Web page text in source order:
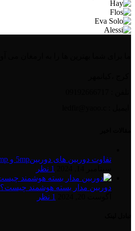
تفاوت دوربین های دوربین5mp و 2mp چیست ؟
1 نظر
دوربین مدار بسته هوشمند چیست؟
1 نظر